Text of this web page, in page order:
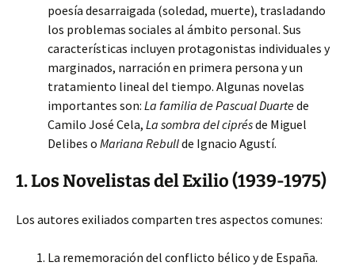
poesía desarraigada (soledad, muerte), trasladando
los problemas sociales al ámbito personal. Sus
características incluyen protagonistas individuales y
marginados, narración en primera persona y un
tratamiento lineal del tiempo. Algunas novelas
importantes son: La familia de Pascual Duartede
Camilo José Cela, La sombra del ciprésde Miguel
Delibes o Mariana Rebullde Ignacio Agustí.
1. Los Novelistas del Exilio (1939-1975)
Los autores exiliados comparten tres aspectos comunes:
La rememoración del conflicto bélico y de España.